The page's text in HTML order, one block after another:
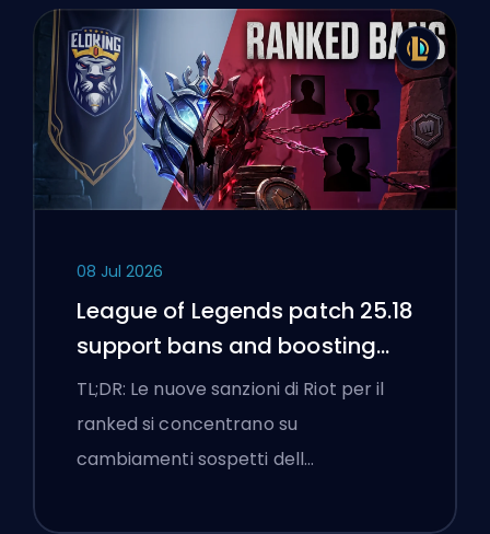
08 Jul 2026
League of Legends patch 25.18
support bans and boosting
flags
TL;DR: Le nuove sanzioni di Riot per il
ranked si concentrano su
cambiamenti sospetti dell…